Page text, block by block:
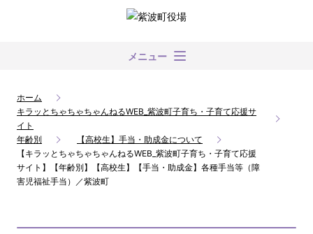
メニュー
ホーム
キラッとちゃちゃちゃんねるWEB_紫波町子育ち・子育て応援サ
イト
年齢別
【高校生】手当・助成金について
【キラッとちゃちゃちゃんねるWEB_紫波町子育ち・子育て応援
サイト】【年齢別】【高校生】【手当・助成金】各種手当等（障
害児福祉手当）／紫波町